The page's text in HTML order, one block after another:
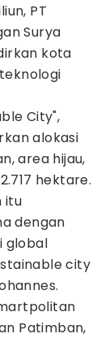
PT
Surya
kota
City",
alokasi
area hijau,
hektare.
itu
dengan
global
city
Patimban,